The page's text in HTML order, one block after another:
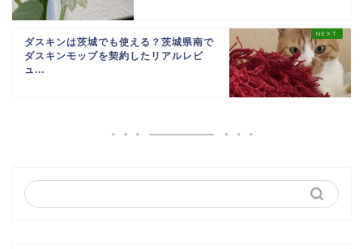
ダスキンは茨城でも使える？茨城県南で
ダスキンモップを契約したリアルレビ
ュ...